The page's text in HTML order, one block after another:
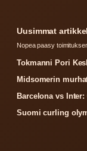
Uusimmat
Nopea paasy
Tokmanni Pori
Midsomerin
Barcelona vs
Suomi curling